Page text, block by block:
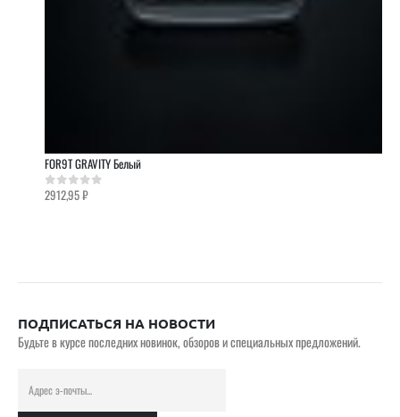
FOR9T GRAVITY Белый
0out of 5
2912,95₽
ПОДПИСАТЬСЯ НА НОВОСТИ
Будьте в курсе последних новинок, обзоров и специальных предложений.